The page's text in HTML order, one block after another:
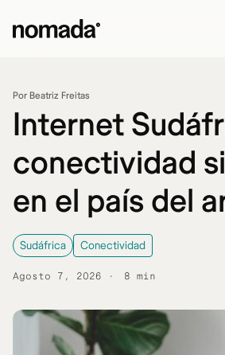
Por Beatriz Freitas
Internet
conectividad
en el país del
Sudáfrica Conectividad
Agosto 7, 2026 8 min